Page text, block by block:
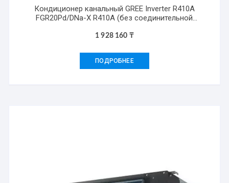
Кондиционер канальный GREE Inverter R410A
FGR20Pd/DNa-X R410A (без соединительной
1 928 160 ₸
ПОДРОБНЕЕ